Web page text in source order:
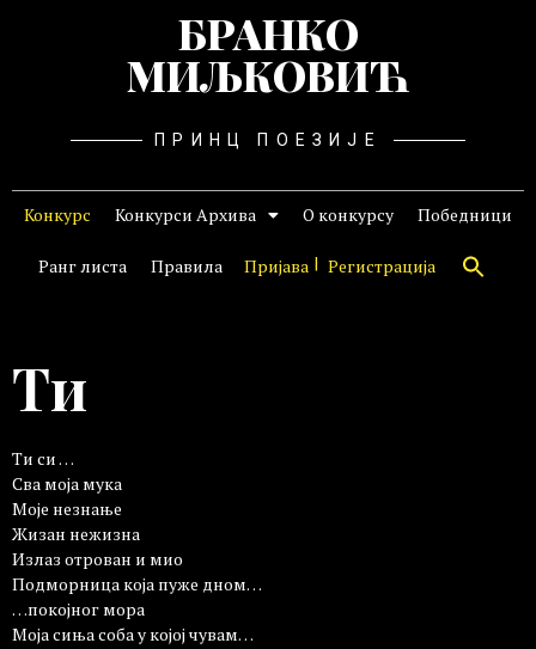
БРАНКО
МИЉКОВИЋ
ПРИНЦ ПОЕЗИЈЕ
Конкурс Конкурси Архива О конкурсу Победници
Ранг листа Правила Пријава Регистрација
Ти
Ти си …
Сва моја мука
Моје незнање
Жизан нежизна
Излаз отрован и мио
Подморница која пуже дном…
…покојног мора
Моја сиња соба у којој чувам…